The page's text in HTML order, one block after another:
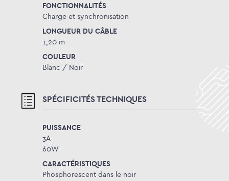
FONCTIONNALITÉS
Charge et synchronisation
LONGUEUR DU CÂBLE
1,20 m
COULEUR
Blanc / Noir
SPÉCIFICITÉS TECHNIQUES
PUISSANCE
3A
60W
CARACTÉRISTIQUES
Phosphorescent dans le noir